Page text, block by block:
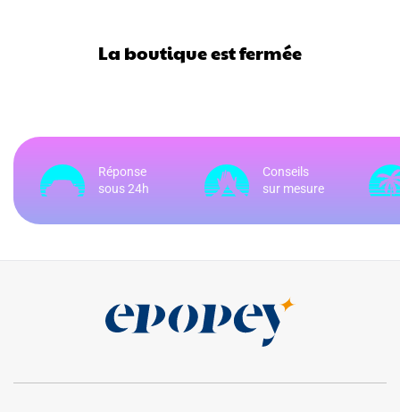
La boutique est fermée
Réponse
sous 24h
Conseils
sur mesure